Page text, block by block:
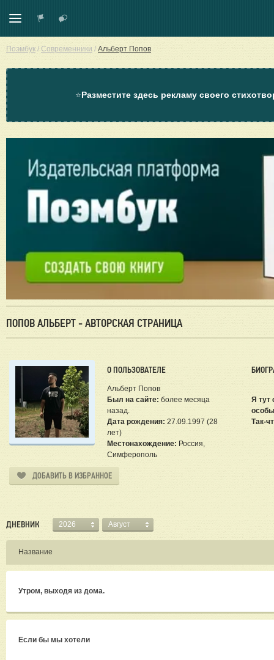
Поэмбук / Современники / Альберт Попов
⭐Разместите здесь рекламу своего
ПОПОВ АЛЬБЕРТ - АВТОРСКАЯ СТРАНИЦА
О ПОЛЬЗОВАТЕЛЕ
Альберт Попов
Был на сайте: более месяца
назад.
Дата рождения: 27.09.1997 (28
лет)
Местонахождение: Россия,
Симферополь
ДОБАВИТЬ В ИЗБРАННОЕ
Я тут
Так-
ДНЕВНИК 2026 Август
Название
Утром, выходя из дома.
Если бы мы хотели